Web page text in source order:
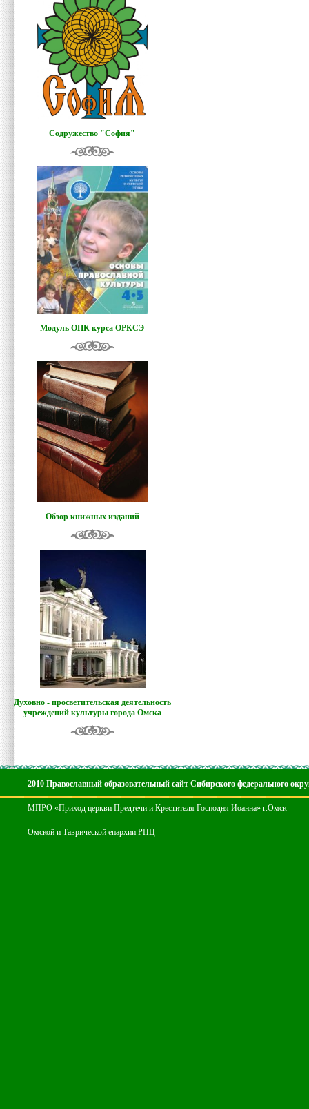
Содружество "София"
Модуль ОПК курса ОРКСЭ
Обзор книжных изданий
Духовно - просветительская деятельность
учреждений культуры города Омска
2010 Православный образовательный сайт Сибирского федерального
МПРО «Приход церкви Предтечи и Крестителя Господня Иоанна» г.Омск
Омской и Таврической епархии РПЦ